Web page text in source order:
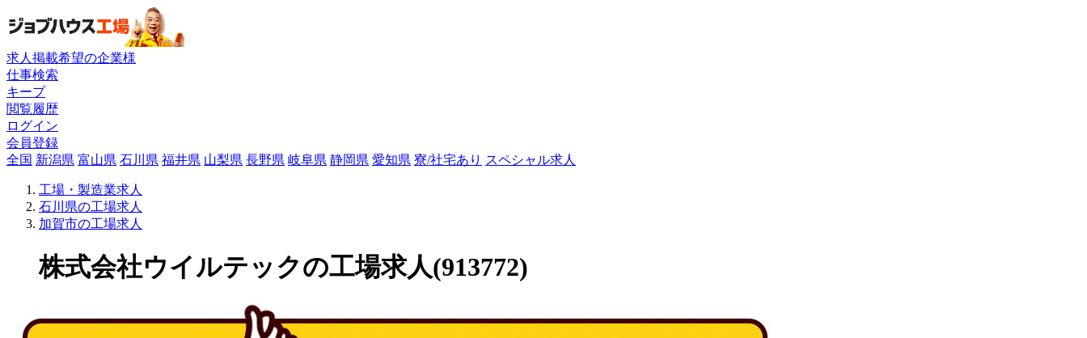
求人掲載希望の企業様
仕事検索
キープ
閲覧履歴
ログイン
会員登録
全国 新潟県 富山県 石川県 福井県 山梨県 長野県 岐阜県 静岡県 愛知県 寮/社宅あり スペシャル求人
工場・製造業求人
石川県の工場求人
加賀市の工場求人
株式会社ウイルテックの工場求人(913772)